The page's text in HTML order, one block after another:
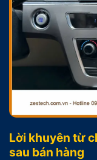
Lời khuyên từ
sau bán hàng